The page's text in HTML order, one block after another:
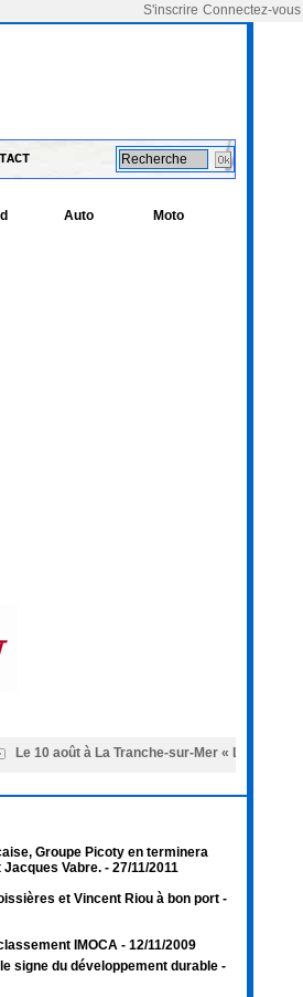
Connectez-vous
S'inscrire
Auto Moto
Le 10 août à La Tranche-sur-Mer « Les
Groupe Picoty en terminera
Jacques Vabre. - 27/11/2011
et Vincent Riou à bon port -
IMOCA - 12/11/2009
signe du développement durable -